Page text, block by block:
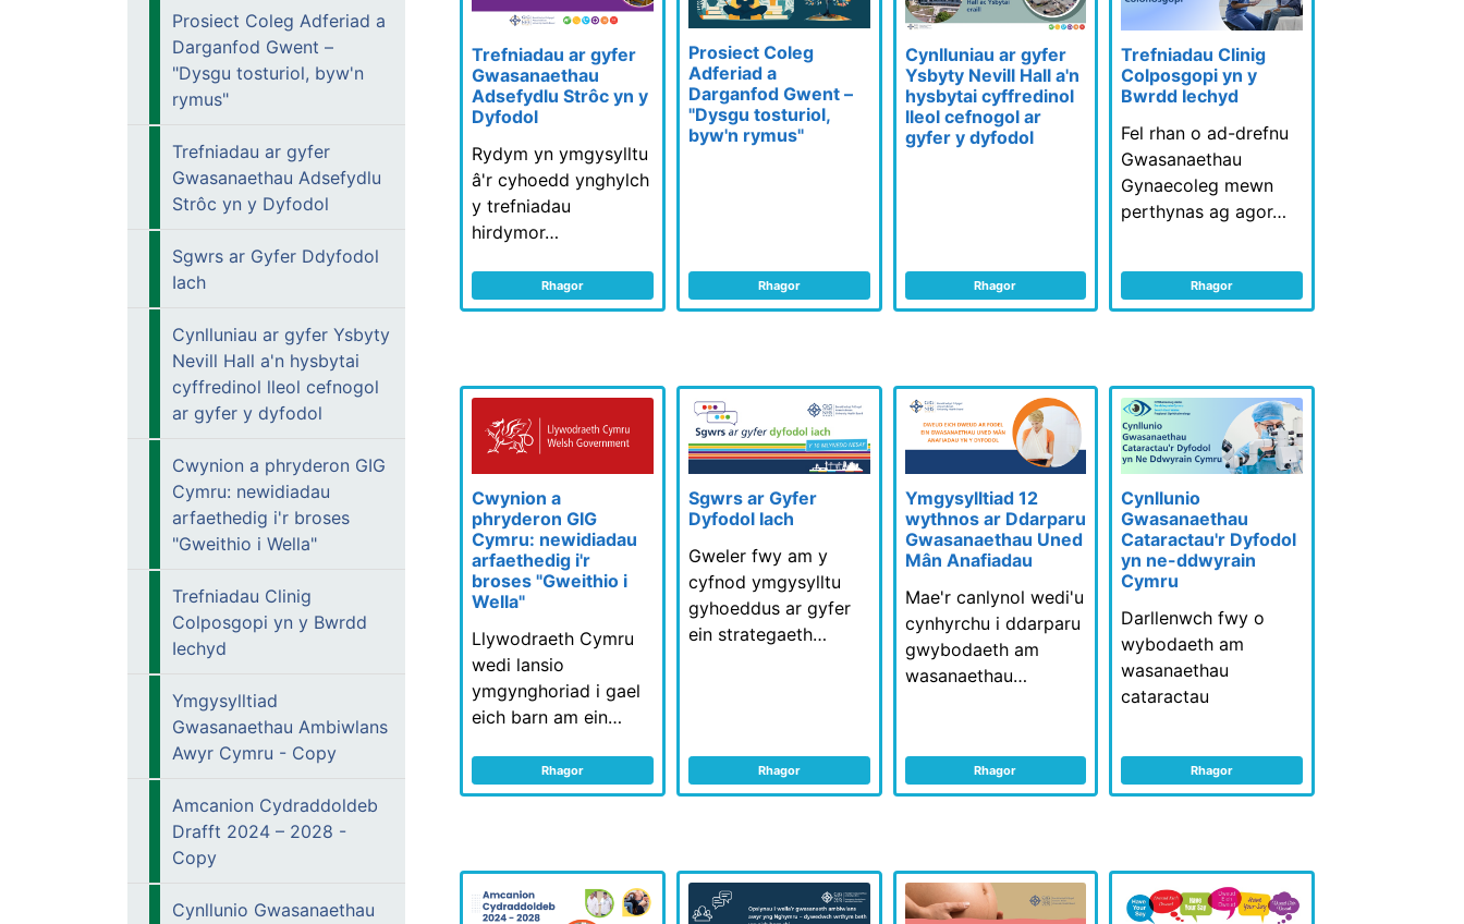
Prosiect Coleg Adferiad a
Darganfod Gwent –
"Dysgu tosturiol, byw'n
rymus"
Trefniadau ar gyfer
Gwasanaethau Adsefydlu
Strôc yn y Dyfodol
Sgwrs ar Gyfer Ddyfodol
Iach
Cynlluniau ar gyfer Ysbyty
Nevill Hall a'n hysbytai
cyffredinol lleol cefnogol
ar gyfer y dyfodol
Cwynion a phryderon GIG
Cymru: newidiadau
arfaethedig i'r broses
"Gweithio i Wella"
Trefniadau Clinig
Colposgopi yn y Bwrdd
Iechyd
Ymgysylltiad
Gwasanaethau Ambiwlans
Awyr Cymru - Copy
Amcanion Cydraddoldeb
Drafft 2024 – 2028 -
Copy
Cynllunio Gwasanaethau
Trefniadau ar gyfer
Gwasanaethau
Adsefydlu Strôc yn y
Dyfodol
Rydym yn ymgysylltu
â'r cyhoedd ynghylch
y trefniadau
hirdymor…
Rhagor
Prosiect Coleg
Adferiad a
Darganfod Gwent –
"Dysgu tosturiol,
byw'n rymus"
Rhagor
Cynlluniau ar gyfer
Ysbyty Nevill Hall a'n
hysbytai cyffredinol
lleol cefnogol ar
gyfer y dyfodol
Rhagor
Trefniadau Clinig
Colposgopi yn y
Bwrdd Iechyd
Fel rhan o ad-drefnu
Gwasanaethau
Gynaecoleg mewn
perthynas ag agor…
Rhagor
Cwynion a
phryderon GIG
Cymru: newidiadau
arfaethedig i'r
broses "Gweithio i
Wella"
Llywodraeth Cymru
wedi lansio
ymgynghoriad i gael
eich barn am ein…
Rhagor
Sgwrs ar Gyfer
Dyfodol Iach
Gweler fwy am y
cyfnod ymgysylltu
gyhoeddus ar gyfer
ein strategaeth…
Rhagor
Ymgysylltiad 12
wythnos ar Ddarparu
Gwasanaethau Uned
Mân Anafiadau
Mae'r canlynol wedi'u
cynhyrchu i ddarparu
gwybodaeth am
wasanaethau…
Rhagor
Cynllunio
Gwasanaethau
Cataractau'r Dyfodol
yn ne-ddwyrain
Cymru
Darllenwch fwy o
wybodaeth am
wasanaethau
cataractau
Rhagor